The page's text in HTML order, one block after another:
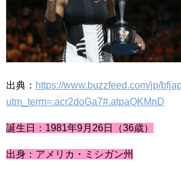
出典： https://www.buzzfeed.com/jp/
utm_term=.acr2doGa7#.atpaQKMnD
誕生日：1981年9月26日（36歳）
出身：アメリカ・ミシガン州